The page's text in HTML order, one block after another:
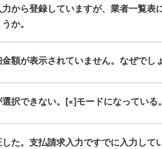
から登録していますが、業者一覧
か。
額が表示されていません。なぜでし
択できない。[×]モードになっている
た。支払請求入力ですでに入力して